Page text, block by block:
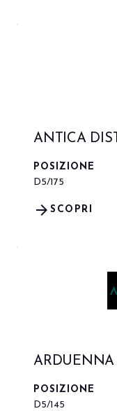
ANTICA
POSIZIONE
D5/175
SCOPRI
arrow_forward
ARDUENNA
POSIZIONE
D5/145